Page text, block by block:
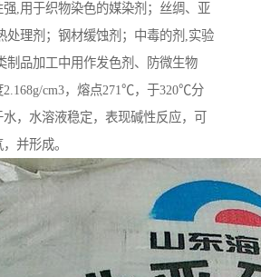
,用于织物染色的媒染剂；丝绸、亚
处理剂；钢材缓蚀剂；中毒的剂,实验
制品加工中用作发色剂、防微生物
cm3，熔点271℃，于320℃分
，水溶液稳定，表现碱性反应，可
并形成。